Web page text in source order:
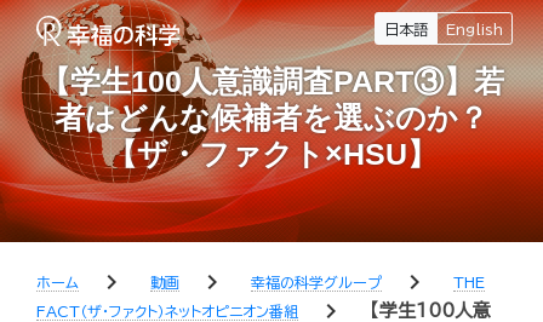
日本語 English
【学生100人意識調査PART③】若
者はどんな候補者を選ぶのか？
【ザ・ファクト×HSU】
ホーム chevron_right 動画 chevron_right 幸福の科学グループ chevron_right
THE
FACT（ザ・ファクト）ネットオピニオン番組
chevron_right
【学生100人意